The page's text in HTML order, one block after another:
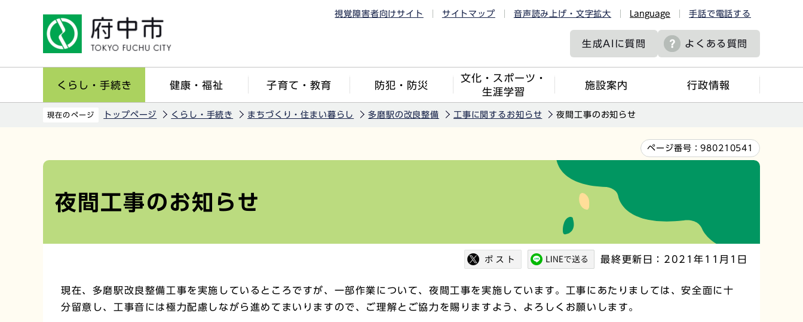
視覚障害者向けサイト サイトマップ 音声読み上げ・文字拡大 Language 手話で電話する
生成AIに質問 よくある質問
くらし・手続き 健康・福祉 子育て・教育 防犯・防災
文化・スポーツ・
生涯学習
施設案内 行政情報
現在のページ トップページ くらし・手続き まちづくり・住まい暮らし 多磨駅の改良整備 工事に関するお知らせ 夜間工事のお知らせ
ページ番号：980210541
夜間工事のお知らせ
最終更新日：2021年11月1日
現在、多磨駅改良整備工事を実施しているところですが、一部作業について、夜間工事を実施しています。工事にあたりましては、安全面に十
分留意し、工事音には極力配慮しながら進めてまいりますので、ご理解とご協力を賜りますよう、よろしくお願いします。